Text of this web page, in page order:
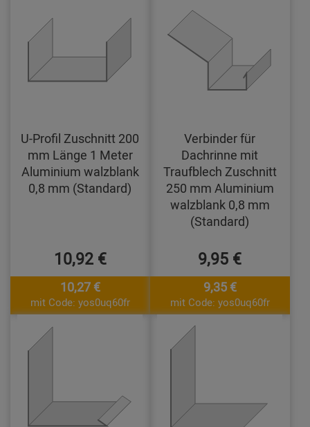
U-Profil Zuschnitt 200
mm Länge 1 Meter
Aluminium walzblank
0,8 mm (Standard)
10,92 €
10,27 €
mit Code: yos0uq60fr
Verbinder für
Dachrinne mit
Traufblech Zuschnitt
250 mm Aluminium
walzblank 0,8 mm
(Standard)
9,95 €
9,35 €
mit Code: yos0uq60fr